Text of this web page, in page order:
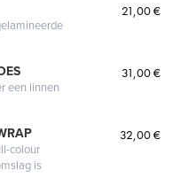
21,00 €
een linnen
31,00 €
colour
is
32,00 €